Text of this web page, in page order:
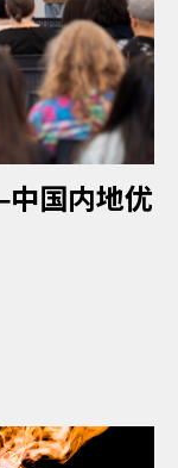
国内地优